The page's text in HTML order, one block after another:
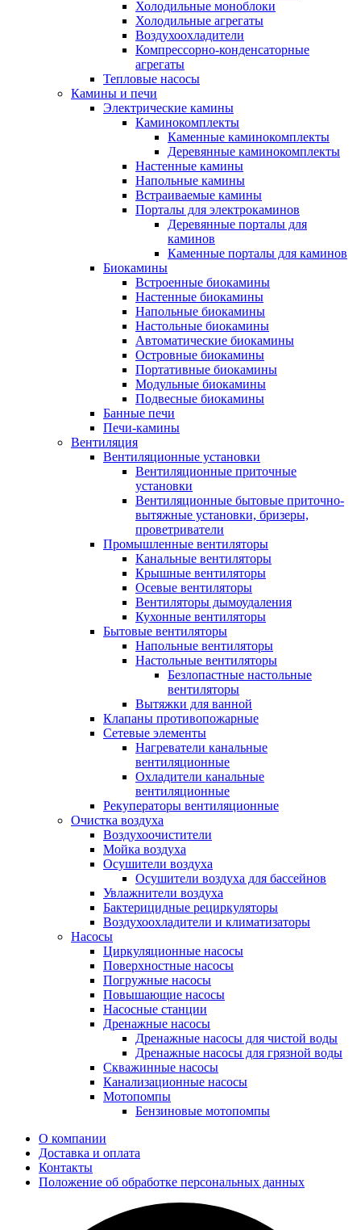
Холодильные моноблоки
Холодильные агрегаты
Воздухоохладители
Компрессорно-конденсаторные
агрегаты
Тепловые насосы
Камины и печи
Электрические камины
Каминокомплекты
Каменные каминокомплекты
Деревянные каминокомплекты
Настенные камины
Напольные камины
Встраиваемые камины
Порталы для электрокаминов
Деревянные порталы для
каминов
Каменные порталы для каминов
Биокамины
Встроенные биокамины
Настенные биокамины
Напольные биокамины
Настольные биокамины
Автоматические биокамины
Островные биокамины
Портативные биокамины
Модульные биокамины
Подвесные биокамины
Банные печи
Печи-камины
Вентиляция
Вентиляционные установки
Вентиляционные приточные
установки
Вентиляционные бытовые приточно-
вытяжные установки, бризеры,
проветриватели
Промышленные вентиляторы
Канальные вентиляторы
Крышные вентиляторы
Осевые вентиляторы
Вентиляторы дымоудаления
Кухонные вентиляторы
Бытовые вентиляторы
Напольные вентиляторы
Настольные вентиляторы
Безлопастные настольные
вентиляторы
Вытяжки для ванной
Клапаны противопожарные
Сетевые элементы
Нагреватели канальные
вентиляционные
Охладители канальные
вентиляционные
Рекуператоры вентиляционные
Очистка воздуха
Воздухоочистители
Мойка воздуха
Осушители воздуха
Осушители воздуха для бассейнов
Увлажнители воздуха
Бактерицидные рециркуляторы
Воздухоохладители и климатизаторы
Насосы
Циркуляционные насосы
Поверхностные насосы
Погружные насосы
Повышающие насосы
Насосные станции
Дренажные насосы
Дренажные насосы для чистой воды
Дренажные насосы для грязной воды
Скважинные насосы
Канализационные насосы
Мотопомпы
Бензиновые мотопомпы
О компании
Доставка и оплата
Контакты
Положение об обработке персональных данных